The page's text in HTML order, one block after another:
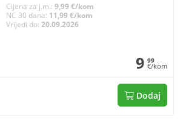
Cijena za j.m.: 9,99 €/kom
NC 30 dana: 11,99 €/kom
Vrijedi do: 20.09.2026
9 99
€/kom
Dodaj